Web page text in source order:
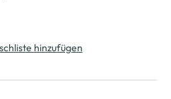
hinzufügen